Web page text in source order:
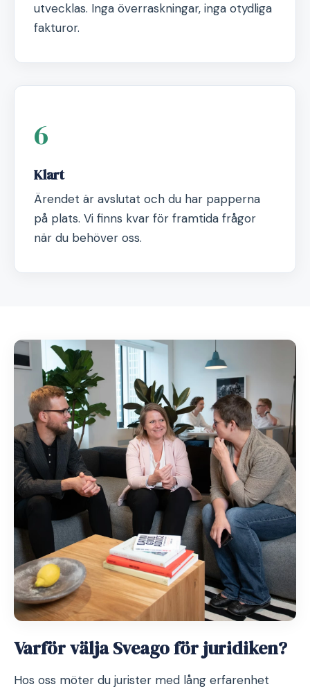
utvecklas. Inga överraskningar, inga otydliga
fakturor.
6
Klart
Ärendet är avslutat och du har papperna
på plats. Vi finns kvar för framtida frågor
när du behöver oss.
Varför välja Sveago för juridiken?
Hos oss möter du jurister med lång erfarenhet